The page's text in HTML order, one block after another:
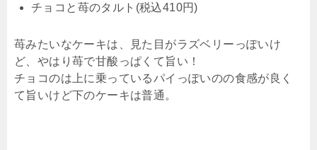
チョコと苺のタルト(税込410円)
苺みたいなケーキは、見た目がラズベリーっぽいけ
ど、やはり苺で甘酸っぱくて旨い！
チョコのは上に乗っているパイっぽいのの食感が良く
て旨いけど下のケーキは普通。